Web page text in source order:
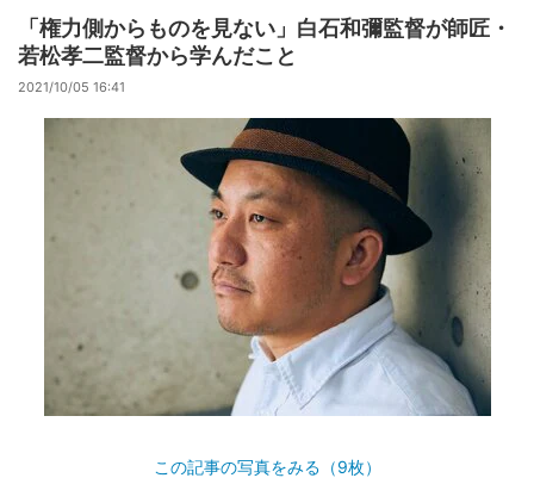
「権力側からものを見ない」白石和彌監督が師匠・
若松孝二監督から学んだこと
2021/10/05 16:41
この記事の写真をみる（9枚）